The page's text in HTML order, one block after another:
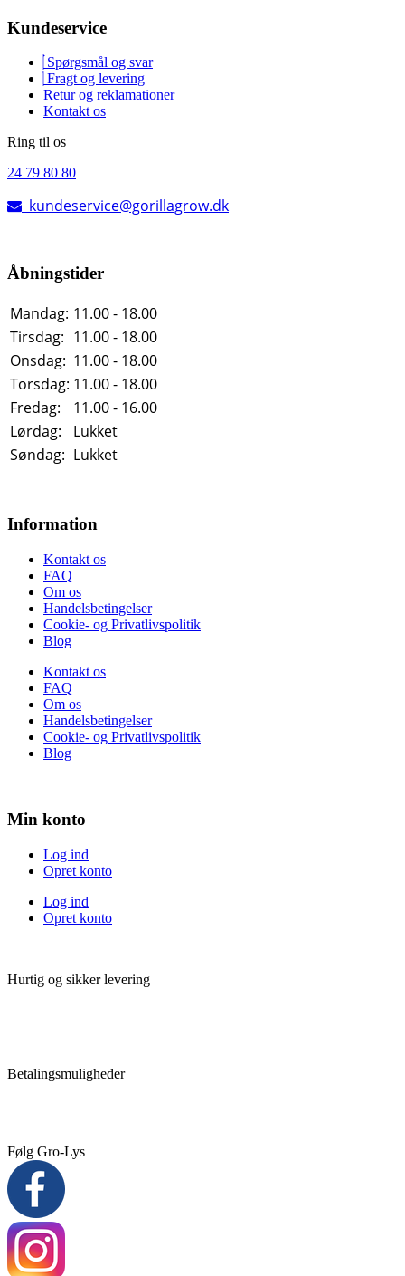
Kundeservice
Spørgsmål og svar
Fragt og levering
Retur og reklamationer
Kontakt os
Ring til os
24 79 80 80
kundeservice@gorillagrow.dk
Åbningstider
Mandag: 11.00 - 18.00
Tirsdag: 11.00 - 18.00
Onsdag: 11.00 - 18.00
Torsdag: 11.00 - 18.00
Fredag:
11.00 - 16.00
Lørdag:
Lukket
Søndag: Lukket
Information
Kontakt os
FAQ
Om os
Handelsbetingelser
Cookie- og Privatlivspolitik
Blog
Kontakt os
FAQ
Om os
Handelsbetingelser
Cookie- og Privatlivspolitik
Blog
Min konto
Log ind
Opret konto
Log ind
Opret konto
Hurtig og sikker levering
Betalingsmuligheder
Følg Gro-Lys